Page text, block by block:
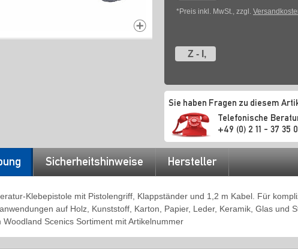
*Preis inkl. MwSt., zzgl.
Z - I,
Sie haben Fragen zu diesem
Telefonische
+49 (0) 2 11 - 37 35
Sicherheitshinweise Hersteller
Klebepistole mit Pistolengriff, Klappständer und 1,2 m Kabel. Für
auf Holz, Kunststoff, Karton, Papier, Leder, Keramik, Glas und
Woodland Scenics Sortiment mit Artikelnummer